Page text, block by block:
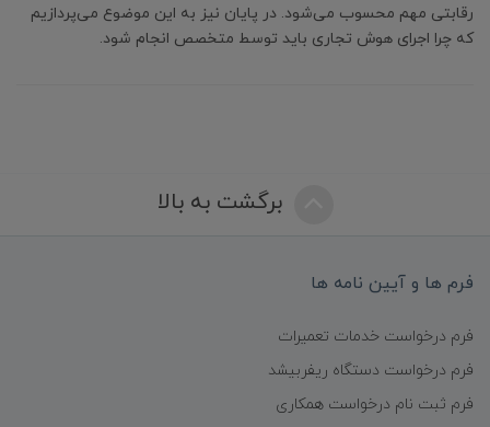
رقابتی مهم محسوب می‌شود. در پایان نیز به این موضوع می‌پردازیم
که چرا اجرای هوش تجاری باید توسط متخصص انجام شود.
برگشت به بالا
فرم ها و آیین نامه ها
فرم درخواست خدمات تعمیرات
فرم درخواست دستگاه ریفربیشد
فرم ثبت نام درخواست همکاری